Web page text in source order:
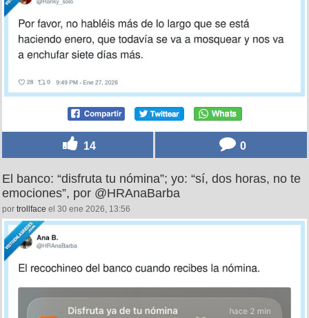
14 0
El banco: “disfruta tu nómina”; yo: “sí, dos horas, no te
emociones”, por @HRAnaBarba
por trollface el 30 ene 2026, 13:56